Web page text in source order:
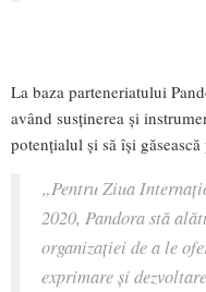
La baza parteneriatului
având susținerea și
potențialul și să își
„Pentru Ziua
2020, Pandora stă
organizației de a le
exprimare și